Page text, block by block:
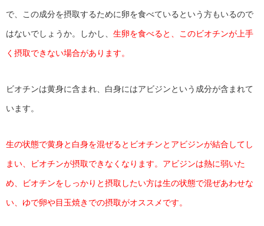
で、この成分を摂取するために卵を食べているという方もいるので
はないでしょうか。しかし、 生卵を食べると、このビオチンが上手
く摂取できない場合があります。
ビオチンは黄身に含まれ、白身にはアビジンという成分が含まれて
います。
生の状態で黄身と白身を混ぜるとビオチンとアビジンが結合してし
まい、ビオチンが摂取できなくなります。アビジンは熱に弱いた
め、ビオチンをしっかりと摂取したい方は生の状態で混ぜあわせな
い、ゆで卵や目玉焼きでの摂取がオススメです。